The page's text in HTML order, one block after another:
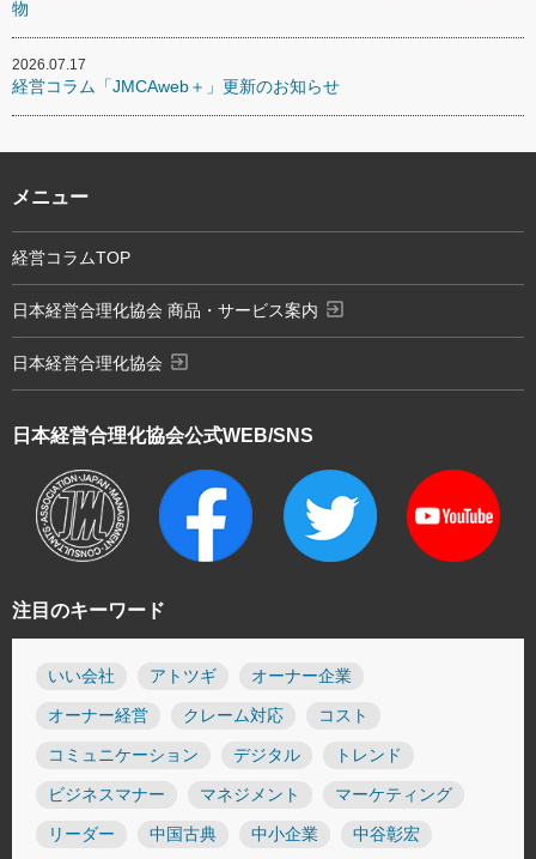
物
2026.07.17
経営コラム「JMCAweb＋」更新のお知らせ
注目のキーワード
いい会社 アトツギ オーナー企業
オーナー経営 クレーム対応 コスト
コミュニケーション デジタル トレンド
ビジネスマナー マネジメント マーケティング
リーダー 中国古典 中小企業 中谷彰宏
日本経営合理化協会公式WEB/SNS
メニュー
経営コラムTOP
日本経営合理化協会 商品・サービス案内 exit_to_app
日本経営合理化協会 exit_to_app